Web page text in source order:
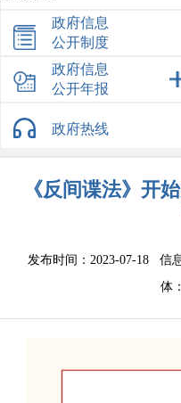
政府信息
公开制度
政府信息
公开年报
政府热线
《反间谍法》开
发布时间：2023-07-18 信
体：